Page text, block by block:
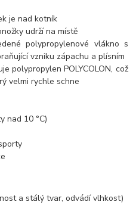
je nad kotník
udrží na místě
polypropylenové vlákno s
vzniku zápachu a plísním
polypropylen POLYCOLON, což
velmi rychle schne
nad 10 °C)
a stálý tvar, odvádí vlhkost)